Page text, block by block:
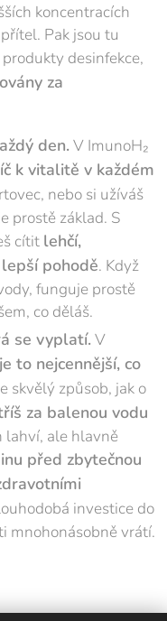
koncentracích
Pak jsou tu
desinfekce,
za
den. V ImunoH₂
k vitalitě v každém
nebo si užíváš
prostě základ. S
cítit lehčí,
pohodě. Když
funguje prostě
co děláš.
se vyplatí. V
to nejcennější, co
skvělý způsob, jak o
za balenou vodu
lahví, ale hlavně
před zbytečnou
investice do
mnohonásobně vrátí.